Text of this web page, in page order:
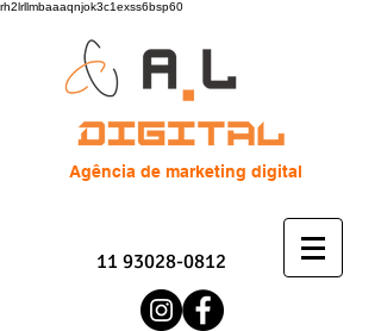
rh2lrllmbaaaqnjok3c1exss6bsp60
Agência de marketing digital
11 93028-0812